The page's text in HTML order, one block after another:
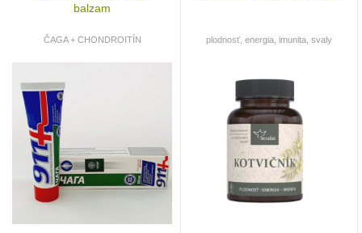
balzam
ČAGA + CHONDROITÍN plodnosť, energia, imunita, svaly